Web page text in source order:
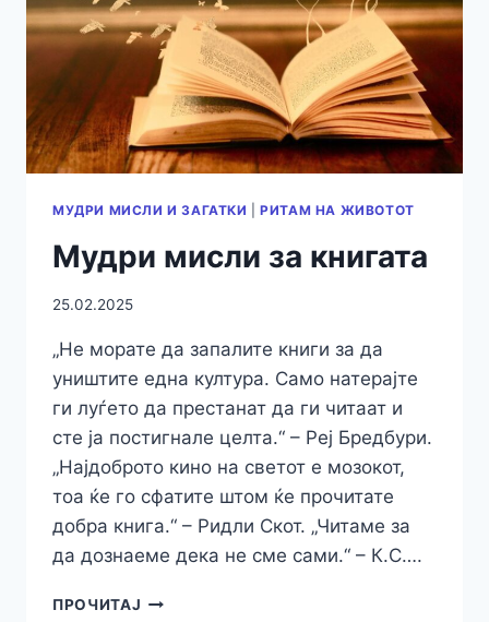
МУДРИ МИСЛИ И ЗАГАТКИ |РИТАМ НА ЖИВОТОТ
Mудри мисли за книгата
25.02.2025
„Не морате да запалите книги за да
уништите една култура. Само натерајте
ги луѓето да престанат да ги читаат и
сте ја постигнале целта.“ – Реј Бредбури.
„Најдоброто кино на светот е мозокот,
тоа ќе го сфатите штом ќе прочитате
добра книга.“ – Ридли Скот. „Читаме за
да дознаеме дека не сме сами.“ – К.С….
ПРОЧИТАЈ MУДРИ